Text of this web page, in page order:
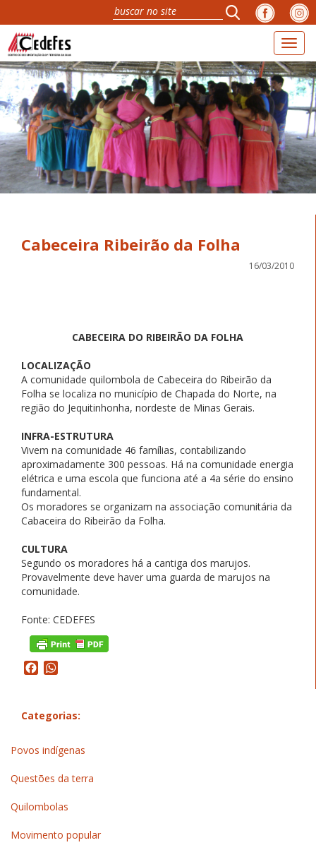
Cabeceira Ribeirão da Folha
16/03/2010
CABECEIRA DO RIBEIRÃO DA FOLHA
LOCALIZAÇÃO
A comunidade quilombola de Cabeceira do Ribeirão da
Folha se localiza no município de Chapada do Norte, na
região do Jequitinhonha, nordeste de Minas Gerais.
INFRA-ESTRUTURA
Vivem na comunidade 46 famílias, contabilizando
aproximadamente 300 pessoas. Há na comunidade energia
elétrica e uma escola que funciona até a 4a série do ensino
fundamental.
Os moradores se organizam na associação comunitária da
Cabaceira do Ribeirão da Folha.
CULTURA
Segundo os moradores há a cantiga dos marujos.
Provavelmente deve haver uma guarda de marujos na
comunidade.
Fonte: CEDEFES
Facebook
Categorias:
Povos indígenas
Questões da terra
Quilombolas
Movimento popular